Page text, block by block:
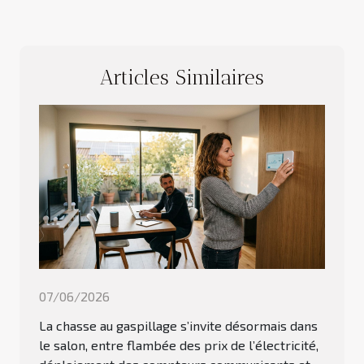
Articles Similaires
07/06/2026
La chasse au gaspillage s’invite désormais dans
le salon, entre flambée des prix de l’électricité,